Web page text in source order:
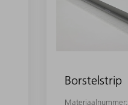
Borstelstrip
Materiaalnummer: